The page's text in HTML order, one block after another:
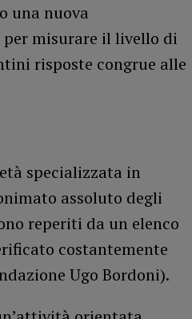
una nuova
per misurare il livello di
risposte congrue alle
specializzata in
assoluto degli
reperiti da un elenco
costantemente
Ugo Bordoni).